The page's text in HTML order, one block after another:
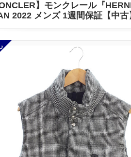
】モンクレール『
2022 メンズ 1週間保証【中古